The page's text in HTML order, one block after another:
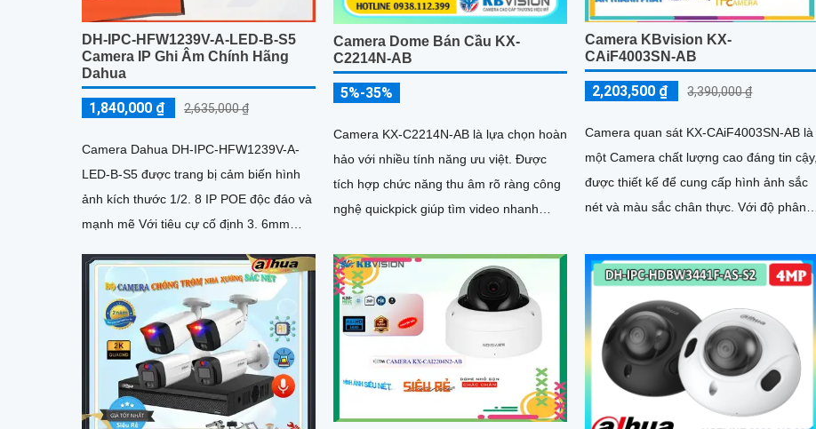
DH-IPC-HFW1239V-A-LED-B-S5
Camera IP Ghi Âm Chính Hãng
Dahua
1,840,000 ₫ 2,635,000 ₫
Camera Dahua DH-IPC-HFW1239V-A-
LED-B-S5 được trang bị cảm biến hình
ảnh kích thước 1/2. 8 IP POE độc đáo và
mạnh mẽ Với tiêu cự cố định 3. 6mm
Camera Dome Bán Cầu KX-
C2214N-AB
5%-35%
Camera KX-C2214N-AB là lựa chọn hoàn
hảo với nhiều tính năng ưu việt. Được
tích hợp chức năng thu âm rõ ràng công
nghệ quickpick giúp tìm video nhanh
Camera KBvision KX-
CAiF4003SN-AB
2,203,500 ₫ 3,390,000 ₫
Camera quan sát KX-CAiF4003SN-AB là
một Camera chất lượng cao đáng tin cậy,
được thiết kế để cung cấp hình ảnh sắc
nét và màu sắc chân thực. Với độ phân